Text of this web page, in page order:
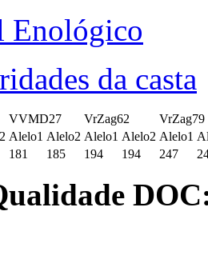
Enológico
da casta
VVMD27 VrZag62
VrZag79
Alelo1 Alelo2 Alelo1 Alelo2 Alelo1
181 185 194 194 247